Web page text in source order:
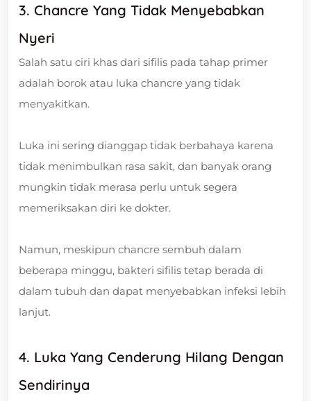
3. Chancre Yang Tidak Menyebabkan
Nyeri
Salah satu ciri khas dari sifilis pada tahap primer
adalah borok atau luka chancre yang tidak
menyakitkan.
Luka ini sering dianggap tidak berbahaya karena
tidak menimbulkan rasa sakit, dan banyak orang
mungkin tidak merasa perlu untuk segera
memeriksakan diri ke dokter.
Namun, meskipun chancre sembuh dalam
beberapa minggu, bakteri sifilis tetap berada di
dalam tubuh dan dapat menyebabkan infeksi lebih
lanjut.
4. Luka Yang Cenderung Hilang Dengan
Sendirinya